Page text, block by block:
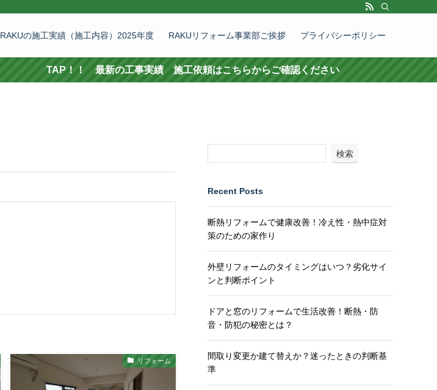
RAKUの施工実績（施工内容）2025年度 RAKUリフォーム事業部ご挨拶 プライバシーポリシー
TAP！！ 最新の工事実績 施工依頼はこちらからご確認ください
リフォーム
検索
Recent Posts
断熱リフォームで健康改善！冷え性・熱中症対
策のための家作り
外壁リフォームのタイミングはいつ？劣化サイ
ンと判断ポイント
ドアと窓のリフォームで生活改善！断熱・防
音・防犯の秘密とは？
間取り変更か建て替えか？迷ったときの判断基
準